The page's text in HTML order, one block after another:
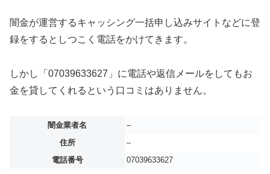
闇金が運営するキャッシング一括申し込みサイトなどに登
録をするとしつこく電話をかけてきます。
しかし「07039633627」に電話や返信メールをしてもお
金を貸してくれるという口コミはありません。
闇金業者名
–
住所
–
電話番号
07039633627